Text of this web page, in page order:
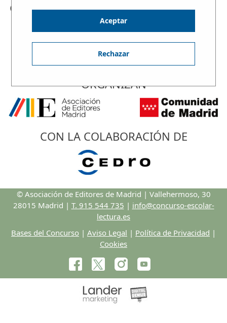
ITZIAR FERNÁNDEZ GARCÍA
« SELECCIONAR OTRO CENTRO
ORGANIZAN
CON LA COLABORACIÓN DE
© Asociación de Editores de Madrid | Vallehermoso, 30
28015 Madrid | T. 915 544 735 | info@concurso-escolar-
lectura.es
Bases del Concurso | Aviso Legal | Política de Privacidad |
Cookies
Aceptar
Rechazar